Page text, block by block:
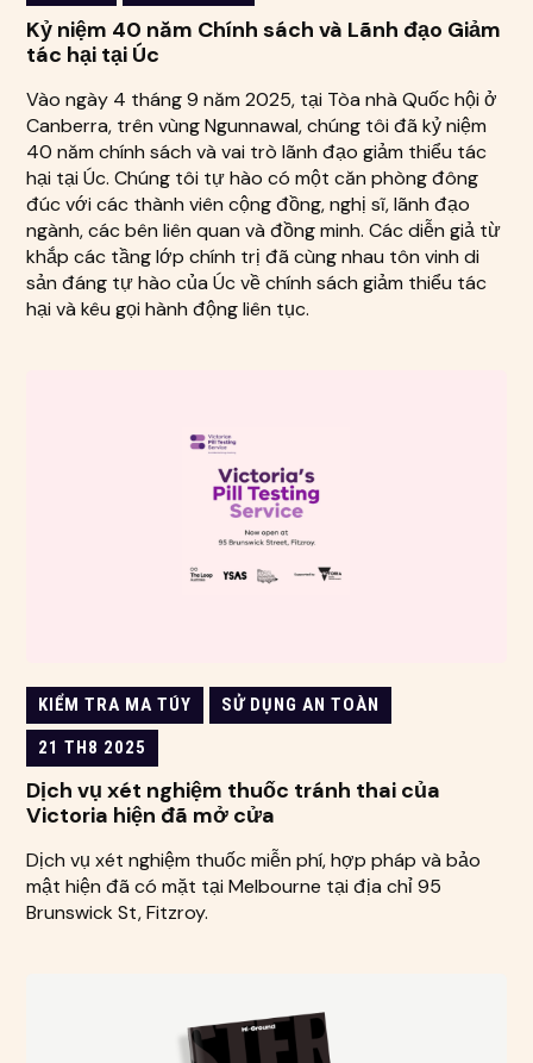
Kỷ niệm 40 năm Chính sách và Lãnh đạo Giảm
tác hại tại Úc
Vào ngày 4 tháng 9 năm 2025, tại Tòa nhà Quốc hội ở
Canberra, trên vùng Ngunnawal, chúng tôi đã kỷ niệm
40 năm chính sách và vai trò lãnh đạo giảm thiểu tác
hại tại Úc. Chúng tôi tự hào có một căn phòng đông
đúc với các thành viên cộng đồng, nghị sĩ, lãnh đạo
ngành, các bên liên quan và đồng minh. Các diễn giả từ
khắp các tầng lớp chính trị đã cùng nhau tôn vinh di
sản đáng tự hào của Úc về chính sách giảm thiểu tác
hại và kêu gọi hành động liên tục.
KIỂM TRA MA TÚY
SỬ DỤNG AN TOÀN
21 TH8 2025
Dịch vụ xét nghiệm thuốc tránh thai của
Victoria hiện đã mở cửa
Dịch vụ xét nghiệm thuốc miễn phí, hợp pháp và bảo
mật hiện đã có mặt tại Melbourne tại địa chỉ 95
Brunswick St, Fitzroy.